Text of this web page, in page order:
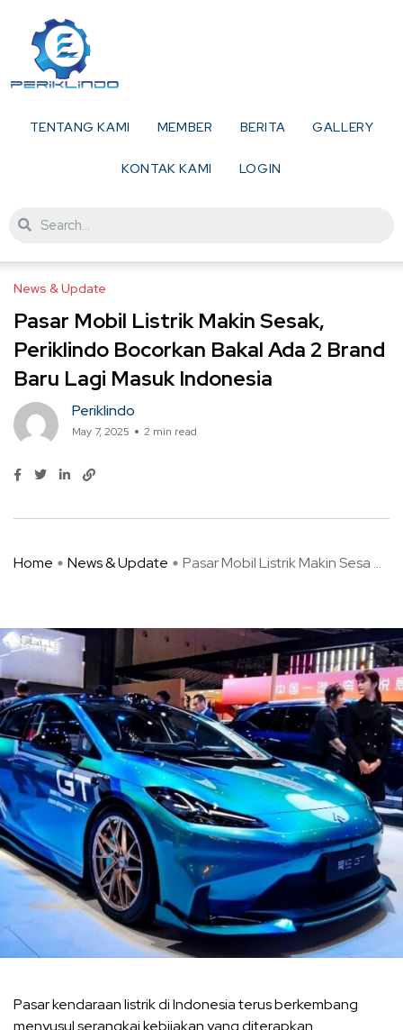
TENTANG KAMI MEMBER BERITA GALLERY
KONTAK KAMI LOGIN
News & Update
Pasar Mobil Listrik Makin Sesak,
Periklindo Bocorkan Bakal Ada 2 Brand
Baru Lagi Masuk Indonesia
Periklindo
May 7, 2025 2 min read
Home News & Update Pasar Mobil Listrik Makin Sesa ...
Pasar kendaraan listrik di Indonesia terus berkembang
menyusul serangkai kebijakan yang diterapkan